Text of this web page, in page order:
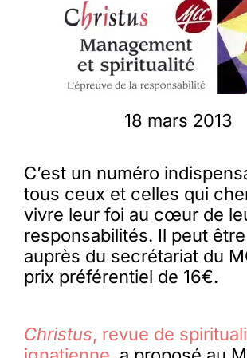
Spiritualité
Membres
Nous soutenir
La revue
18 mars 2013
C’est un numéro
tous ceux et celles qui
vivre leur foi au cœur de
responsabilités. Il peut
auprès du secrétariat du
prix préférentiel de 16€.
Christus, revue de